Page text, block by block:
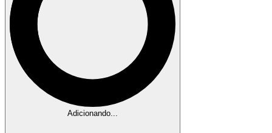
Adicionando...